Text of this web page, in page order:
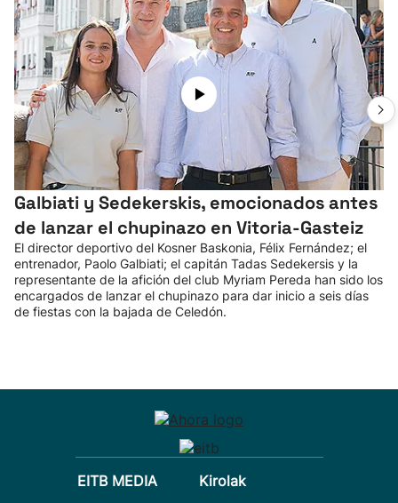
Galbiati y Sedekerskis, emocionados antes
de lanzar el chupinazo en Vitoria-Gasteiz
El director deportivo del Kosner Baskonia, Félix Fernández; el
entrenador, Paolo Galbiati; el capitán Tadas Sedekersis y la
representante de la afición del club Myriam Pereda han sido los
encargados de lanzar el chupinazo para dar inicio a seis días
de fiestas con la bajada de Celedón.
EITB MEDIA
Kirolak